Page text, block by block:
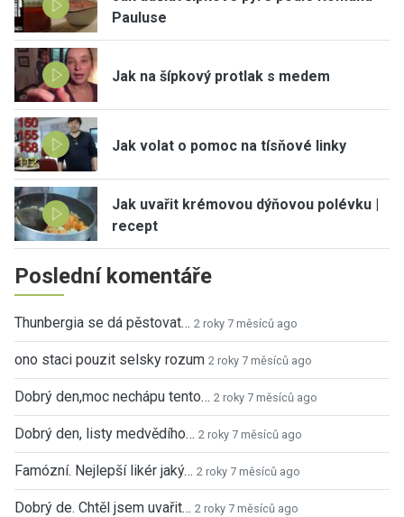
Pauluse
Jak na šípkový protlak s medem
Jak volat o pomoc na tísňové linky
Jak uvařit krémovou dýňovou polévku |
recept
Poslední komentáře
Thunbergia se dá pěstovat… 2 roky 7 měsíců ago
ono staci pouzit selsky rozum 2 roky 7 měsíců ago
Dobrý den,moc nechápu tento… 2 roky 7 měsíců ago
Dobrý den, listy medvědího… 2 roky 7 měsíců ago
Famózní. Nejlepší likér jaký… 2 roky 7 měsíců ago
Dobrý de. Chtěl jsem uvařit… 2 roky 7 měsíců ago